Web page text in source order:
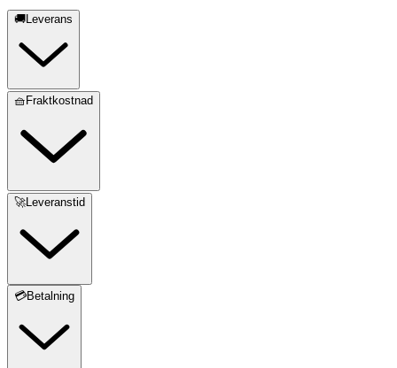
🚚Leverans
🧺Fraktkostnad
🚀Leveranstid
💳Betalning